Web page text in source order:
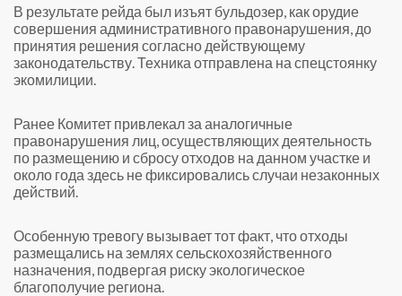
В результате рейда был изъят бульдозер, как орудие
совершения административного правонарушения, до
принятия решения согласно действующему
законодательству. Техника отправлена на спецстоянку
экомилиции.
Ранее Комитет привлекал за аналогичные
правонарушения лиц, осуществляющих деятельность
по размещению и сбросу отходов на данном участке и
около года здесь не фиксировались случаи незаконных
действий.
Особенную тревогу вызывает тот факт, что отходы
размещались на землях сельскохозяйственного
назначения, подвергая риску экологическое
благополучие региона.